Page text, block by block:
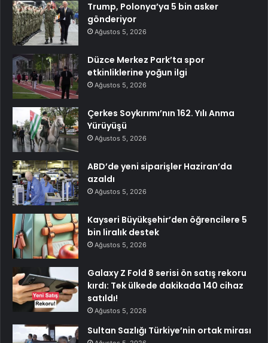
Trump, Polonya’ya 5 bin asker
gönderiyor
Ağustos 5, 2026
Düzce Merkez Park’ta spor
etkinliklerine yoğun ilgi
Ağustos 5, 2026
Çerkes Soykırımı’nın 162. Yılı Anma
Yürüyüşü
Ağustos 5, 2026
ABD’de yeni siparişler Haziran’da
azaldı
Ağustos 5, 2026
Kayseri Büyükşehir’den öğrencilere 5
bin liralık destek
Ağustos 5, 2026
Galaxy Z Fold 8 serisi ön satış rekoru
kırdı: Tek ülkede dakikada 140 cihaz
satıldı!
Ağustos 5, 2026
Sultan Sazlığı Türkiye’nin ortak mirası